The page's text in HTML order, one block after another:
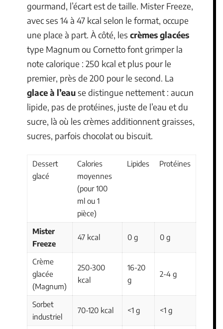
gourmand, l’écart est de taille. Mister Freeze,
avec ses 14 à 47 kcal selon le format, occupe
une place à part. À côté, les crèmes glacées
type Magnum ou Cornetto font grimper la
note calorique : 250 kcal et plus pour le
premier, près de 200 pour le second. La
glace à l’eause distingue nettement : aucun
lipide, pas de protéines, juste de l’eau et du
sucre, là où les crèmes additionnent graisses,
sucres, parfois chocolat ou biscuit.
Dessert
glacé
Calories
moyennes
(pour 100
ml ou 1
pièce)
Lipides Protéines
Mister
Freeze
47 kcal 0 g 0 g
Crème
glacée
(Magnum)
250-300
kcal
16-20
g
2-4 g
Sorbet
industriel
70-120 kcal <1 g <1 g